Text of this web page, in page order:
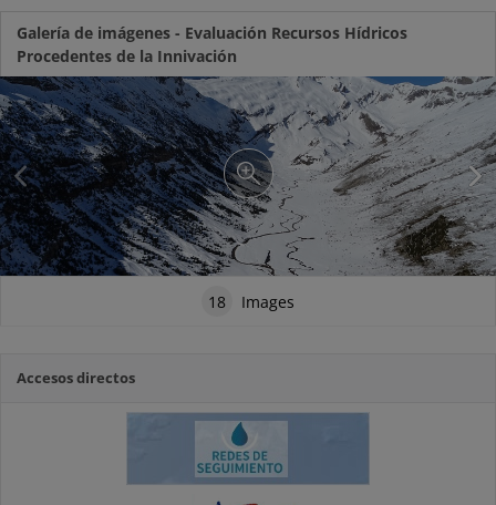
Galería de imágenes - Evaluación Recursos Hídricos
Procedentes de la Innivación
18 Images
Accesos directos